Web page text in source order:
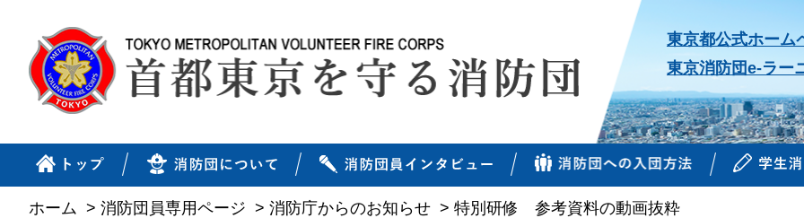
東京都公式ホーム
東京消防団e-ラー
ホーム > 消防団員専用ページ > 消防庁からのお知らせ > 特別研修 参考資料の動画抜粋